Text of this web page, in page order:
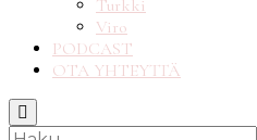
Turkki
Viro
PODCAST
OTA YHTEYTTÄ
Haku: